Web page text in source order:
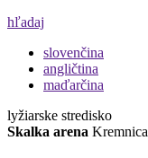
hľadaj
slovenčina
angličtina
maďarčina
lyžiarske stredisko
Skalka arena Kremnica